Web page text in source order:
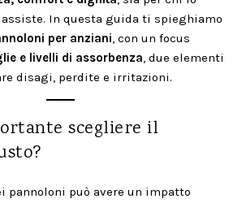
In questa guida ti spieghiamo
per anziani, con un focus
e livelli di assorbenza, due elementi
disagi, perdite e irritazioni.
scegliere il
pannoloni può avere un impatto